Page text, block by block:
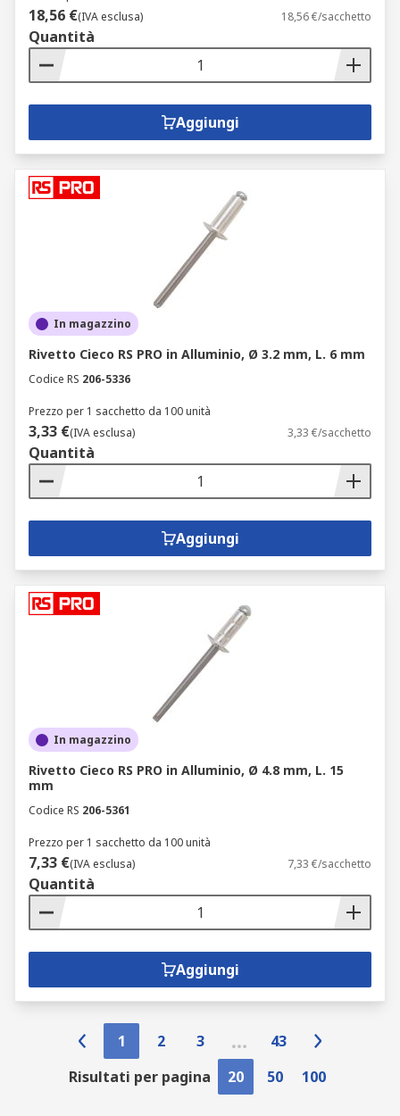
18,56 €(IVA esclusa) 18,56 €/sacchetto
Quantità
Aggiungi
In magazzino
Rivetto Cieco RS PRO in Alluminio, Ø 3.2 mm, L. 6 mm
Codice RS 206-5336
Prezzo per 1 sacchetto da 100 unità
3,33 €(IVA esclusa) 3,33 €/sacchetto
Quantità
Aggiungi
In magazzino
Rivetto Cieco RS PRO in Alluminio, Ø 4.8 mm, L. 15
mm
Codice RS 206-5361
Prezzo per 1 sacchetto da 100 unità
7,33 €(IVA esclusa) 7,33 €/sacchetto
Quantità
Aggiungi
1 2 3
43
Risultati per pagina
20 50 100